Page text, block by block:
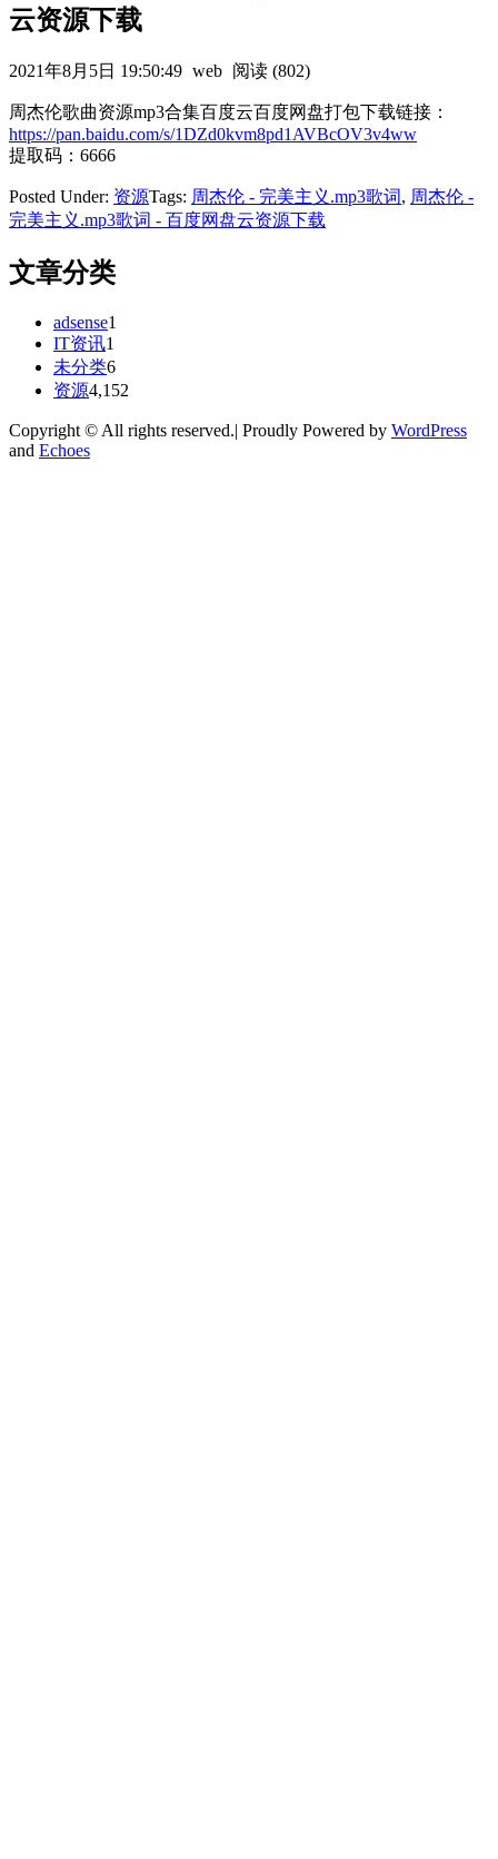
云资源下载
2021年8月5日 19:50:49 web 阅读 (802)
周杰伦歌曲资源mp3合集百度云百度网盘打包下载链接：
https://pan.baidu.com/s/1DZd0kvm8pd1AVBcOV3v4ww
提取码：6666
Posted Under: 资源Tags: 周杰伦 - 完美主义.mp3歌词, 周杰伦 -
完美主义.mp3歌词 - 百度网盘云资源下载
文章分类
adsense1
IT资讯1
未分类6
资源4,152
Copyright © All rights reserved.| Proudly Powered by WordPress
and Echoes